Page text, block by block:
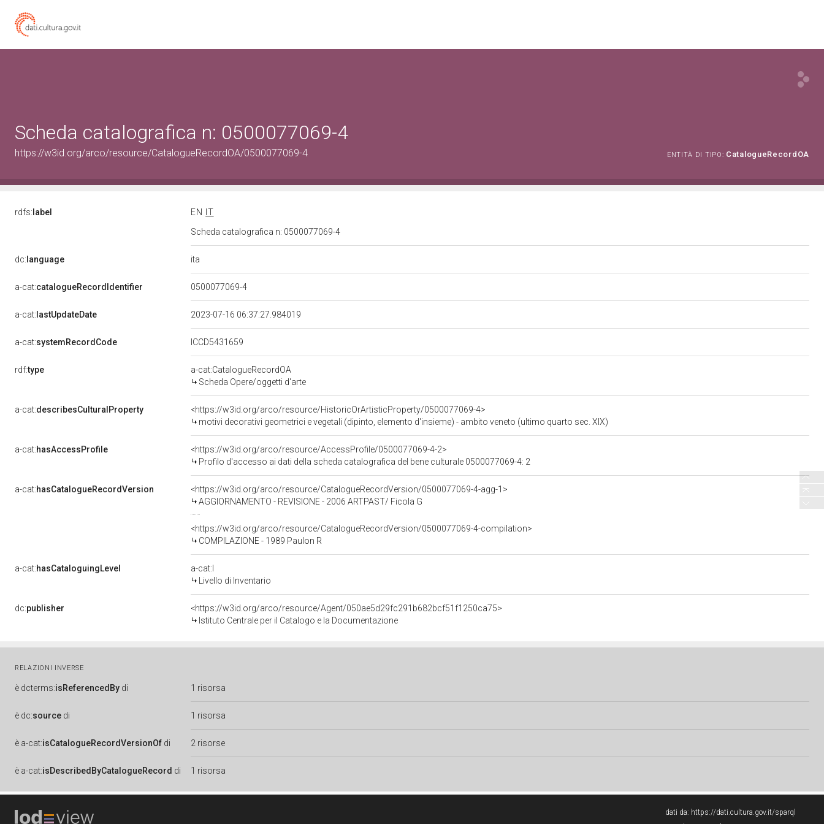
Scheda catalografica n: 0500077069-4
https://w3id.org/arco/resource/CatalogueRecordOA/0500077069-4 ENTITÀ DI TIPO: CatalogueRecordOA
rdfs: label EN
IT
Scheda catalografica n: 0500077069-4
dc: language ita
a-cat:catalogueRecordIdentifier 0500077069-4
a-cat: lastUpdateDate 2023-07-16 06:37:27.984019
a-cat:systemRecordCode ICCD5431659
rdf:type
a-cat:CatalogueRecordOA
Scheda Opere/oggetti d'arte
a-cat:describesCulturalProperty
<https://w3id.org/arco/resource/HistoricOrArtisticProperty/0500077069-4>
motivi decorativi geometrici e vegetali (dipinto, elemento d'insieme) - ambito veneto (ultimo quarto sec. XIX)
a-cat:hasAccessProfile
<https://w3id.org/arco/resource/AccessProfile/0500077069-4-2>
Profilo d'accesso ai dati della scheda catalografica del bene culturale 0500077069-4: 2
a-cat:hasCatalogueRecordVersion
<https://w3id.org/arco/resource/CatalogueRecordVersion/0500077069-4-agg-1>
AGGIORNAMENTO - REVISIONE - 2006 ARTPAST/ Ficola G
<https://w3id.org/arco/resource/CatalogueRecordVersion/0500077069-4-compilation>
COMPILAZIONE - 1989 Paulon R
a-cat:hasCataloguingLevel
a-cat:I
Livello di Inventario
dc:publisher
<https://w3id.org/arco/resource/Agent/050ae5d29fc291b682bcf51f1250ca75>
Istituto Centrale per il Catalogo e la Documentazione
RELAZIONI INVERSE
è dcterms:isReferencedBy di 1 risorsa
è dc:source di 1 risorsa
è a-cat:isCatalogueRecordVersionOf di 2 risorse
è a-cat:isDescribedByCatalogueRecord di 1 risorsa
dati da: https://dati.cultura.gov.it/sparql